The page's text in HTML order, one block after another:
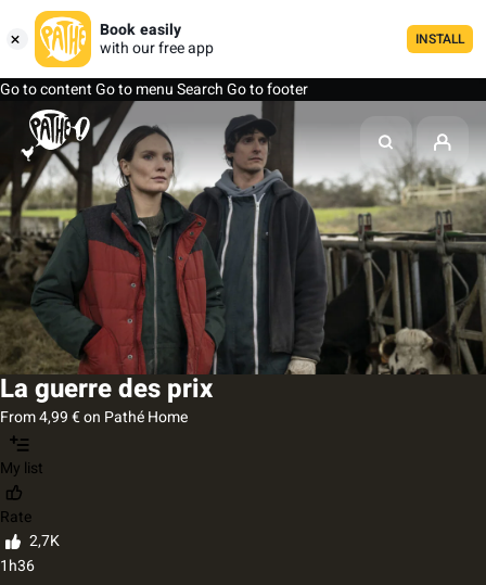
Book easily
with our free app
INSTALL
Go to contentGo to menuSearchGo to footer
La guerre des prix
From 4,99 € on Pathé Home
My list
Rate
2,7K
1h36